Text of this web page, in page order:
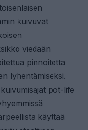
kuivuvat
viedään
pinnoitetta
lyhentämiseksi.
pot-life
käyttää